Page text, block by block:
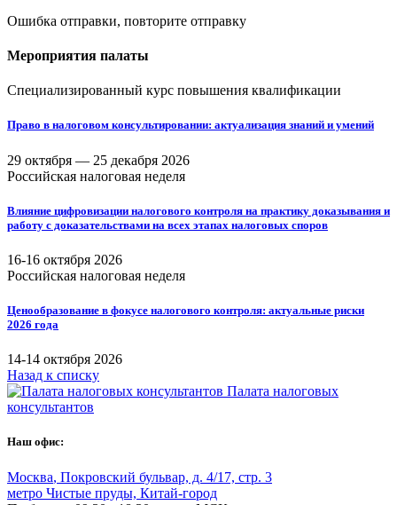
Ошибка отправки, повторите отправку
Мероприятия палаты
Специализированный курс повышения квалификации
Право в налоговом консультировании: актуализация знаний и умений
29 октября — 25 декабря 2026
Российская налоговая неделя
Влияние цифровизации налогового контроля на практику доказывания и
работу с доказательствами на всех этапах налоговых споров
16-16 октября 2026
Российская налоговая неделя
Ценообразование в фокусе налогового контроля: актуальные риски
2026 года
14-14 октября 2026
Назад к списку
Палата налоговых
консультантов
Наш офис:
Москва, Покровский бульвар, д. 4/17, стр. 3
метро Чистые пруды, Китай-город